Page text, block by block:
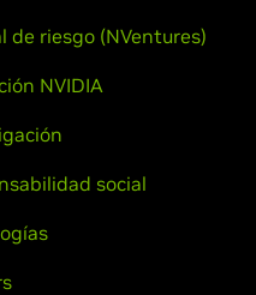
de riesgo (NVentures)
NVIDIA
social